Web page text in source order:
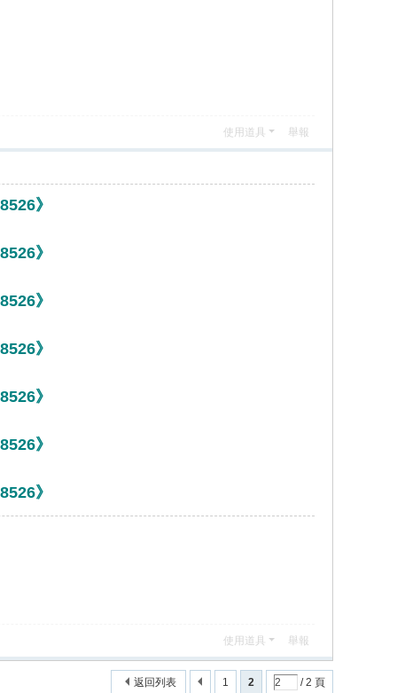
使用道具 舉報
》
》
》
》
》
》
》
使用道具 舉報
1 2 / 2 頁
返回列表